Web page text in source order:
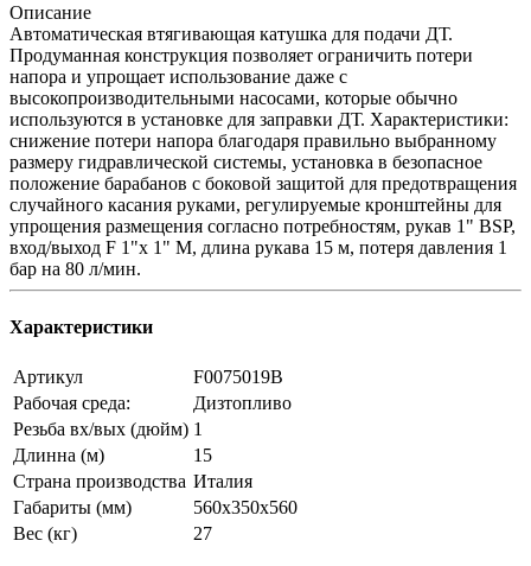
Описание
Автоматическая втягивающая катушка для подачи ДТ.
Продуманная конструкция позволяет ограничить потери
напора и упрощает использование даже с
высокопроизводительными насосами, которые обычно
используются в установке для заправки ДТ. Характеристики:
снижение потери напора благодаря правильно выбранному
размеру гидравлической системы, установка в безопасное
положение барабанов с боковой защитой для предотвращения
случайного касания руками, регулируемые кронштейны для
упрощения размещения согласно потребностям, рукав 1" BSP,
вход/выход F 1"х 1" М, длина рукава 15 м, потеря давления 1
бар на 80 л/мин.
Характеристики
Артикул
F0075019B
Рабочая среда:
Дизтопливо
Резьба вх/вых (дюйм) 1
Длинна (м)
15
Страна производства Италия
Габариты (мм)
560x350x560
Вес (кг)
27